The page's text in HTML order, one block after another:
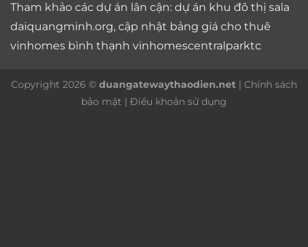
Tham khảo các dự án lân cận: dự án khu đô thị sala
daiquangminh.org, cập nhật bảng giá cho thuê
vinhomes bình thạnh vinhomescentralparktc
Copyright 2026 © duangatewaythaodien.net | Chính sách
bảo mật | Điều khoản sử dụng